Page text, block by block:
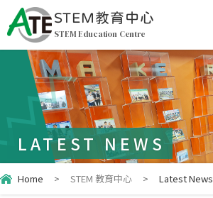
STEM教育中心
STEM Education Centre
LATEST NEWS
Home > STEM 教育中心 > Latest News